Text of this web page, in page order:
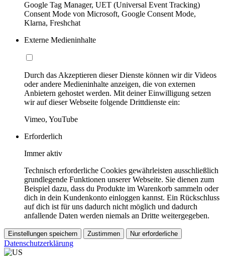
Google Tag Manager, UET (Universal Event Tracking)
Consent Mode von Microsoft, Google Consent Mode,
Klarna, Freshchat
Externe Medieninhalte
Durch das Akzeptieren dieser Dienste können wir dir Videos
oder andere Medieninhalte anzeigen, die von externen
Anbietern gehostet werden. Mit deiner Einwilligung setzen
wir auf dieser Webseite folgende Drittdienste ein:
Vimeo, YouTube
Erforderlich
Immer aktiv
Technisch erforderliche Cookies gewährleisten ausschließlich
grundlegende Funktionen unserer Webseite. Sie dienen zum
Beispiel dazu, dass du Produkte im Warenkorb sammeln oder
dich in dein Kundenkonto einloggen kannst. Ein Rückschluss
auf dich ist für uns dadurch nicht möglich und dadurch
anfallende Daten werden niemals an Dritte weitergegeben.
Einstellungen speichern Zustimmen Nur erforderliche
Datenschutzerklärung